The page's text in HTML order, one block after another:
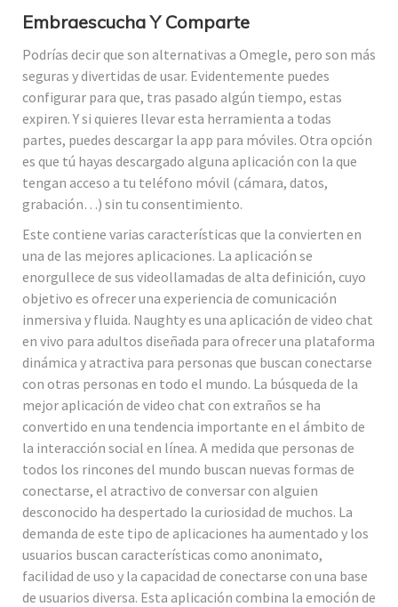
Embraescucha Y Comparte
Podrías decir que son alternativas a Omegle, pero son más
seguras y divertidas de usar. Evidentemente puedes
configurar para que, tras pasado algún tiempo, estas
expiren. Y si quieres llevar esta herramienta a todas
partes, puedes descargar la app para móviles. Otra opción
es que tú hayas descargado alguna aplicación con la que
tengan acceso a tu teléfono móvil (cámara, datos,
grabación…) sin tu consentimiento.
Este contiene varias características que la convierten en
una de las mejores aplicaciones. La aplicación se
enorgullece de sus videollamadas de alta definición, cuyo
objetivo es ofrecer una experiencia de comunicación
inmersiva y fluida. Naughty es una aplicación de video chat
en vivo para adultos diseñada para ofrecer una plataforma
dinámica y atractiva para personas que buscan conectarse
con otras personas en todo el mundo. La búsqueda de la
mejor aplicación de video chat con extraños se ha
convertido en una tendencia importante en el ámbito de
la interacción social en línea. A medida que personas de
todos los rincones del mundo buscan nuevas formas de
conectarse, el atractivo de conversar con alguien
desconocido ha despertado la curiosidad de muchos. La
demanda de este tipo de aplicaciones ha aumentado y los
usuarios buscan características como anonimato,
facilidad de uso y la capacidad de conectarse con una base
de usuarios diversa. Esta aplicación combina la emoción de